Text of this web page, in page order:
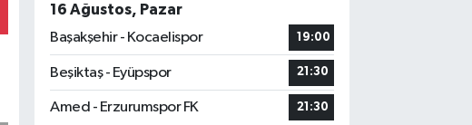
16 Ağustos, Pazar
Başakşehir - Kocaelispor
19:00
Beşiktaş - Eyüpspor 21:30
Amed - Erzurumspor FK 21:30